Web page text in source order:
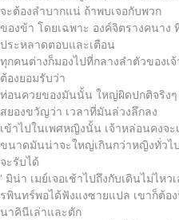
จะต้องลำบากแน่ ถ้าพบเจอกับพวก
ของข้า โดยเฉพาะ องค์จิตรางคนา
ประหลาดตอบและเตือน
ทุกคนต่างก็มองไปที่กลางลำตัวของเ
ต้องยอมรับว่า
ท่อนควยของมันนั้น ใหญ่ผิดปกติจริงๆ
สยองขวัญว่า เวลาที่มันล่วงลึกลง
เข้าไปในเพศหญิงนั้น เจ้าหล่อนคงจ
ขนาดมันน่าจะใหญ่เกินกว่าหญิงทั่วไป
จะรับได้
‘ มิน่า เมย์เจอเช้าไปถึงกับเดินไม่ไหว
รพินทร์พอได้ฟังแงซายแปล เขาก็ต้อ
นาคินีเล่าและตัก